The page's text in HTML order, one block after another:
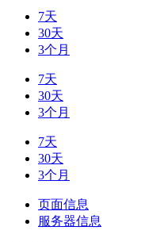
7天
30天
3个月
7天
30天
3个月
7天
30天
3个月
页面信息
服务器信息